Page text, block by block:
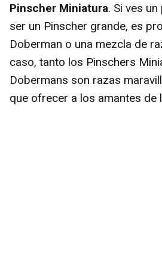
Pinscher Miniatura. Si ves
ser un Pinscher grande, es
Doberman o una mezcla de
caso, tanto los Pinschers
Dobermans son razas
que ofrecer a los amantes de